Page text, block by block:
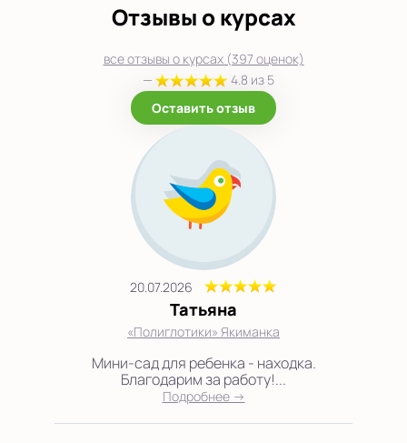
Отзывы о курсах
все отзывы о курсах (397 оценок)
—
4.8 из 5
Оставить отзыв
20.07.2026
Татьяна
«Полиглотики» Якиманка
Мини-сад для ребенка - находка.
Благодарим за работу!...
Подробнее →